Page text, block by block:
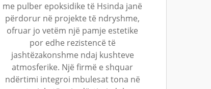
me pulber epoksidike të Hsinda janë
përdorur në projekte të ndryshme,
ofruar jo vetëm një pamje estetike
por edhe rezistencë të
jashtëzakonshme ndaj kushteve
atmosferike. Një firmë e shquar
ndërtimi integroi mbulesat tona në